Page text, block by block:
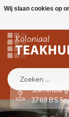
3769 BS
Wij slaan cookies op